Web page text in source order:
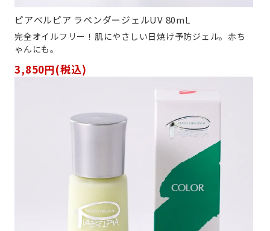
ピアベルピア ラベンダージェルUV 80mL
完全オイルフリー！肌にやさしい日焼け予防ジェル。赤ち
ゃんにも。
3,850円(税込)